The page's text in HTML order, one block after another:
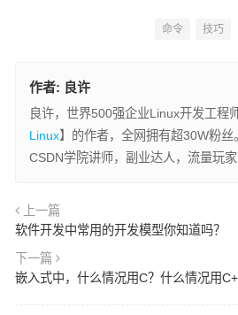
命令 技巧
作者: 良许
良许，世界500强企业Linux开发工程
Linux】的作者，全网拥有超30W粉丝
CSDN学院讲师，副业达人，流量玩家
上一篇
软件开发中常用的开发模型你知道吗？
下一篇
嵌入式中，什么情况用C？什么情况用